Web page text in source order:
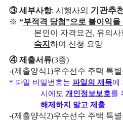
③세부사항: 시행사의 기관추
※ “부적격 당첨”으로 불이익을
본인이 자격요건 , 유의사
숙지하여 신청 요망
④제출서류(3종)
-(제출양식1)우수선수 주택 특
* 파일 비밀번호는 파일의 제목에
시에도 개인정보보호를
해제하지 말고 제출
-(제출양식2)우수선수 주택 특